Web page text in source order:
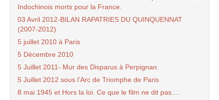
Indochinois morts pour la France.
03 Avril 2012-BILAN RAPATRIES DU QUINQUENNAT
(2007-2012)
5 juillet 2010 à Paris
5 Décembre 2010
5 Juillet 2011- Mur des Disparus à Perpignan.
5 Juillet 2012 sous l’Arc de Triomphe de Paris
8 mai 1945 et Hors la loi. Ce que le film ne dit pas....